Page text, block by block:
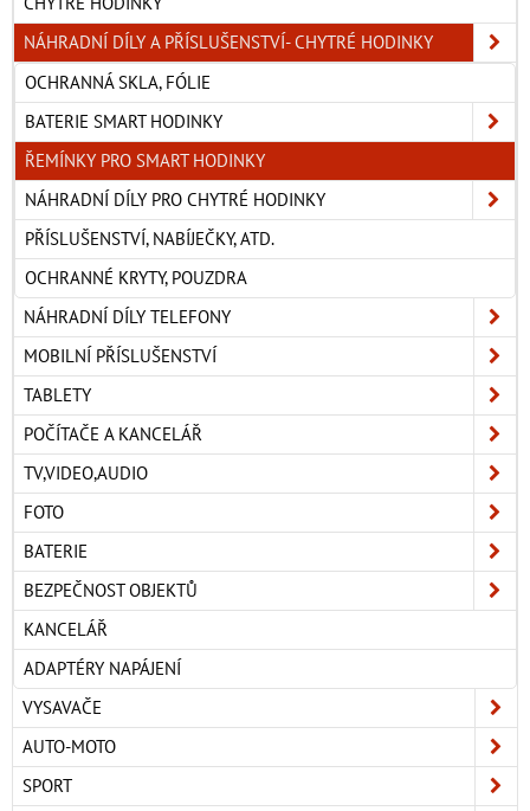
NÁHRADNÍ DÍLY A PŘÍSLUŠENSTVÍ- CHYTRÉ HODINKY
OCHRANNÁ SKLA, FÓLIE
BATERIE SMART HODINKY
ŘEMÍNKY PRO SMART HODINKY
NÁHRADNÍ DÍLY PRO CHYTRÉ HODINKY
PŘÍSLUŠENSTVÍ, NABÍJEČKY, ATD.
OCHRANNÉ KRYTY, POUZDRA
NÁHRADNÍ DÍLY TELEFONY
MOBILNÍ PŘÍSLUŠENSTVÍ
TABLETY
POČÍTAČE A KANCELÁŘ
TV,VIDEO,AUDIO
FOTO
BATERIE
BEZPEČNOST OBJEKTŮ
KANCELÁŘ
ADAPTÉRY NAPÁJENÍ
VYSAVAČE
AUTO-MOTO
SPORT